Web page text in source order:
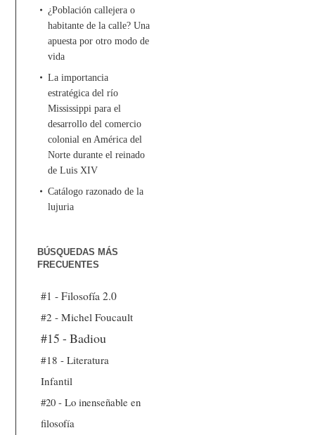
¿Población callejera o
habitante de la calle? Una
apuesta por otro modo de
vida
La importancia
estratégica del río
Mississippi para el
desarrollo del comercio
colonial en América del
Norte durante el reinado
de Luis XIV
Catálogo razonado de la
lujuria
BÚSQUEDAS MÁS
FRECUENTES
#1 - Filosofía 2.0
#2 - Michel Foucault
#15 - Badiou
#18 - Literatura
Infantil
#20 - Lo inenseñable en
filosofía